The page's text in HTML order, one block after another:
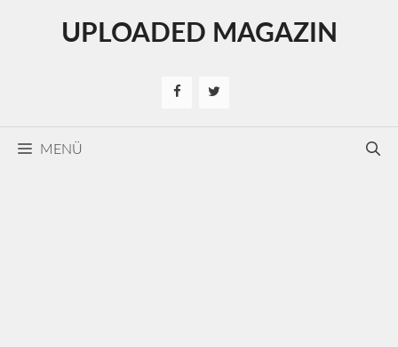
UPLOADED MAGAZIN
MENÜ